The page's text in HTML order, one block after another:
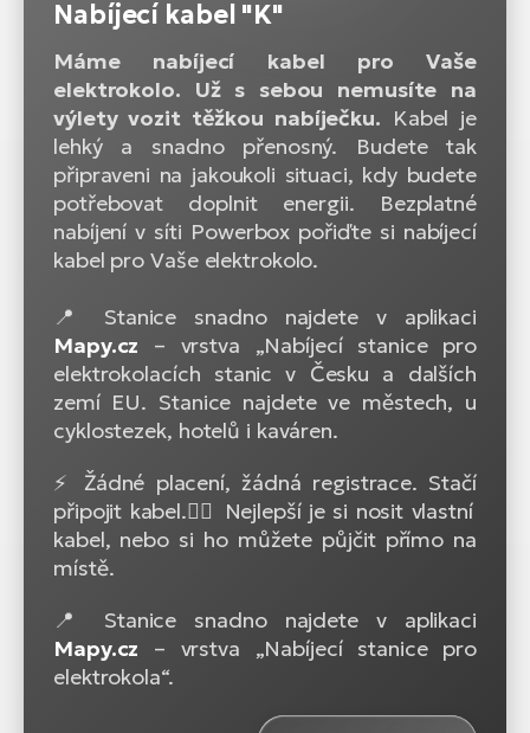
Nabíjecí kabel "K"
Máme nabíjecí kabel pro Vaše
elektrokolo. Už s sebou nemusíte na
výlety vozit těžkou nabíječku. Kabel je
lehký a snadno přenosný. Budete tak
připraveni na jakoukoli situaci, kdy budete
potřebovat doplnit energii. Bezplatné
nabíjení v síti Powerbox pořiďte si nabíjecí
kabel pro Vaše elektrokolo.
📍 Stanice snadno najdete v aplikaci
Mapy.cz – vrstva „Nabíjecí stanice pro
elektrokolacích stanic v Česku a dalších
zemí EU. Stanice najdete ve městech, u
cyklostezek, hotelů i kaváren.
⚡ Žádné placení, žádná registrace. Stačí
připojit kabel.🚴‍♂️ Nejlepší je si nosit vlastní
kabel, nebo si ho můžete půjčit přímo na
místě.
📍 Stanice snadno najdete v aplikaci
Mapy.cz – vrstva „Nabíjecí stanice pro
elektrokola“.